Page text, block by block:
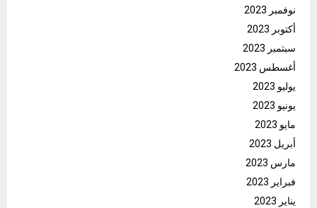
نوفمبر 2023
أكتوبر 2023
سبتمبر 2023
أغسطس 2023
يوليو 2023
يونيو 2023
مايو 2023
أبريل 2023
مارس 2023
فبراير 2023
يناير 2023